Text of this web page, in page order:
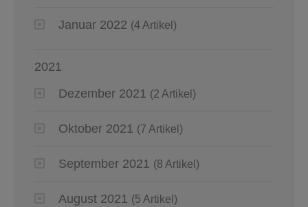
Januar 2022 (4 Artikel)
2021
Dezember 2021 (2 Artikel)
Oktober 2021 (7 Artikel)
September 2021 (8 Artikel)
August 2021 (5 Artikel)